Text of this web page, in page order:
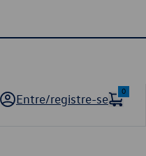
Entre/registre-se
0